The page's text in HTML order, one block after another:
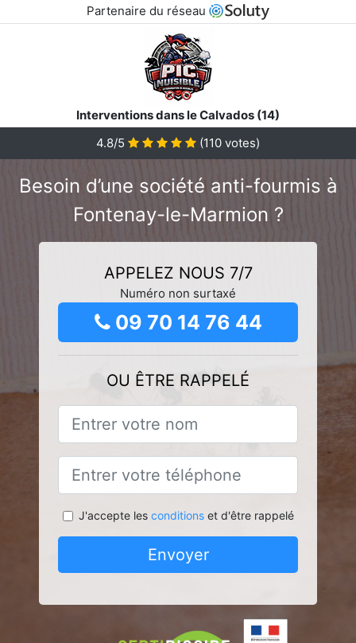
Partenaire du réseau
Interventions dans le Calvados (14)
4.8/5
(110 votes)
Besoin d’une société anti-fourmis à
Fontenay-le-Marmion ?
APPELEZ NOUS 7/7
Numéro non surtaxé
09 70 14 76 44
OU ÊTRE RAPPELÉ
J'accepte les conditionset d'être rappelé
Envoyer